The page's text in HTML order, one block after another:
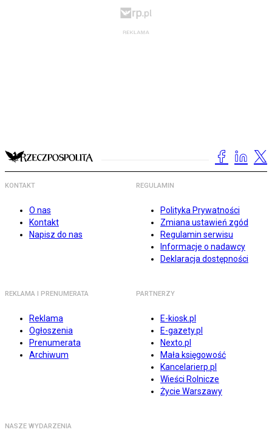
KONTAKT
O nas
Kontakt
Napisz do nas
REGULAMIN
Polityka Prywatności
Zmiana ustawień zgód
Regulamin serwisu
Informacje o nadawcy
Deklaracja dostępności
REKLAMA I PRENUMERATA
Reklama
Ogłoszenia
Prenumerata
Archiwum
PARTNERZY
E-kiosk.pl
E-gazety.pl
Nexto.pl
Mała księgowość
Kancelarierp.pl
Wieści Rolnicze
Życie Warszawy
NASZE WYDARZENIA